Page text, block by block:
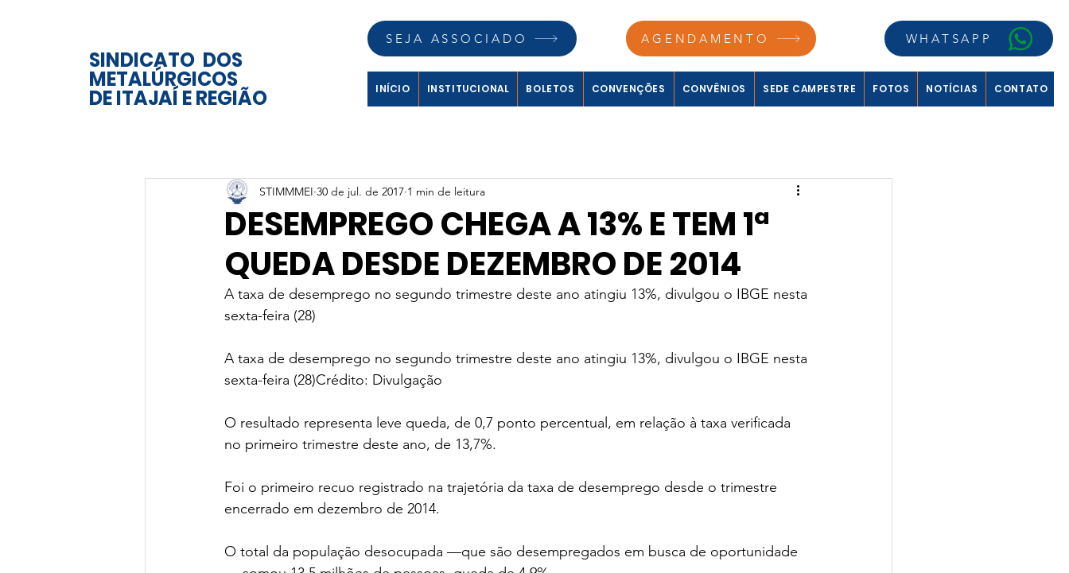
SINDICATO DOS
METALÚRGICOS
DE ITAJAÍ E REGIÃO
SEJA ASSOCIADO AGENDAMENTO WHATSAPP
INÍCIO INSTITUCIONAL BOLETOS CONVENÇÕES CONVÊNIOS SEDE CAMPESTRE FOTOS NOTÍCIAS CONTATO
DESEMPREGO CHEGA A 13% E TEM 1ª
QUEDA DESDE DEZEMBRO DE 2014
STIMMMEI 30 de jul. de 2017 1 min de leitura
A taxa de desemprego no segundo trimestre deste ano atingiu 13%, divulgou o IBGE nesta
sexta-feira (28)
A taxa de desemprego no segundo trimestre deste ano atingiu 13%, divulgou o IBGE nesta
sexta-feira (28)Crédito: Divulgação
O resultado representa leve queda, de 0,7 ponto percentual, em relação à taxa verificada
no primeiro trimestre deste ano, de 13,7%.
Foi o primeiro recuo registrado na trajetória da taxa de desemprego desde o trimestre
encerrado em dezembro de 2014.
O total da população desocupada —que são desempregados em busca de oportunidade